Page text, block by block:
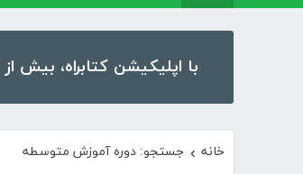
با اپلیکیشن کتابراه، بیش از ۵۰،۰۰۰ کتاب، کتاب صوتی و رمان را در موبایل و تبلت خود داشته باشید!
خانه › جستجو: دوره آموزش متوسطه